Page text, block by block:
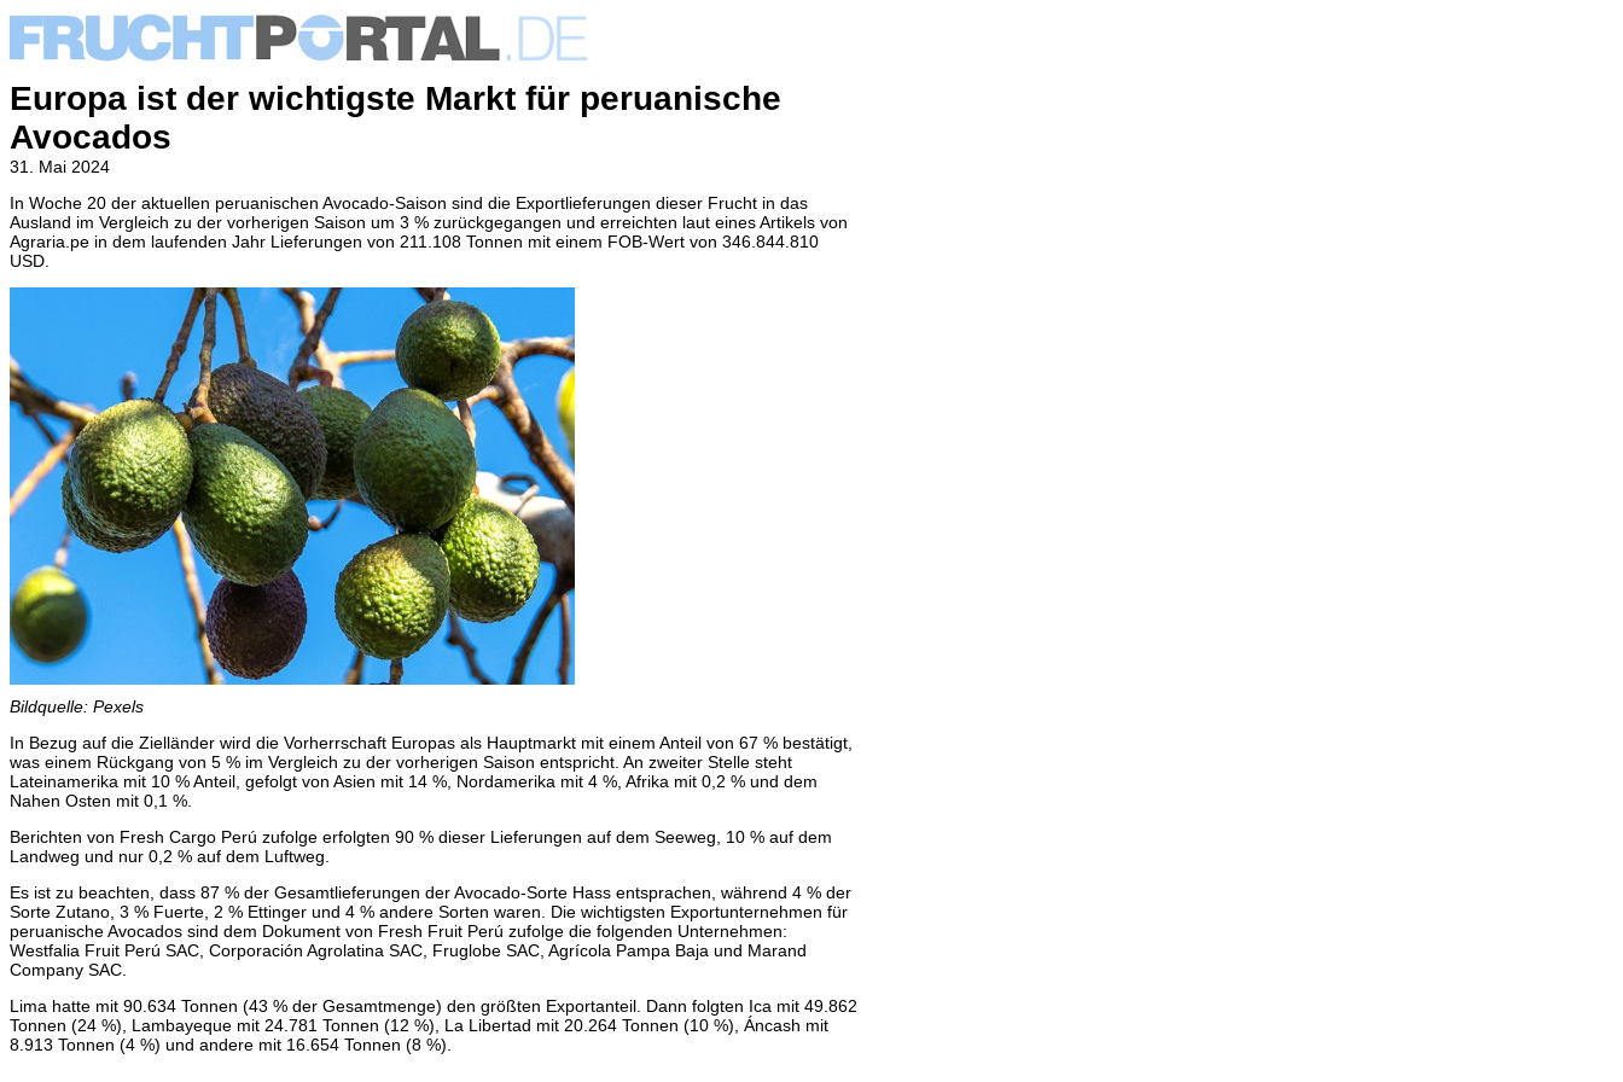
Europa ist der wichtigste Markt für peruanische
Avocados
31. Mai 2024
In Woche 20 der aktuellen peruanischen Avocado-Saison sind die Exportlieferungen dieser Frucht in das
Ausland im Vergleich zu der vorherigen Saison um 3 % zurückgegangen und erreichten laut eines Artikels von
Agraria.pe in dem laufenden Jahr Lieferungen von 211.108 Tonnen mit einem FOB-Wert von 346.844.810
USD.
Bildquelle: Pexels
In Bezug auf die Zielländer wird die Vorherrschaft Europas als Hauptmarkt mit einem Anteil von 67 % bestätigt,
was einem Rückgang von 5 % im Vergleich zu der vorherigen Saison entspricht. An zweiter Stelle steht
Lateinamerika mit 10 % Anteil, gefolgt von Asien mit 14 %, Nordamerika mit 4 %, Afrika mit 0,2 % und dem
Nahen Osten mit 0,1 %.
Berichten von Fresh Cargo Perú zufolge erfolgten 90 % dieser Lieferungen auf dem Seeweg, 10 % auf dem
Landweg und nur 0,2 % auf dem Luftweg.
Es ist zu beachten, dass 87 % der Gesamtlieferungen der Avocado-Sorte Hass entsprachen, während 4 % der
Sorte Zutano, 3 % Fuerte, 2 % Ettinger und 4 % andere Sorten waren. Die wichtigsten Exportunternehmen für
peruanische Avocados sind dem Dokument von Fresh Fruit Perú zufolge die folgenden Unternehmen:
Westfalia Fruit Perú SAC, Corporación Agrolatina SAC, Fruglobe SAC, Agrícola Pampa Baja und Marand
Company SAC.
Lima hatte mit 90.634 Tonnen (43 % der Gesamtmenge) den größten Exportanteil. Dann folgten Ica mit 49.862
Tonnen (24 %), Lambayeque mit 24.781 Tonnen (12 %), La Libertad mit 20.264 Tonnen (10 %), Áncash mit
8.913 Tonnen (4 %) und andere mit 16.654 Tonnen (8 %).